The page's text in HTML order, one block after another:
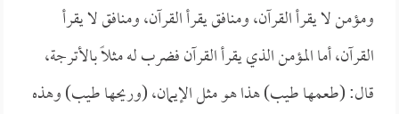
ومؤمن لا يقرأ القرآن، ومنافق يقرأ القرآن، ومنافق لا يقرأ
القرآن، أما المؤمن الذي يقرأ القرآن فضرب له مثلاً بالأترجة،
قال: (طعمها طيب) هذا هو مثل الإيمان، (وريحها طيب) وهذه